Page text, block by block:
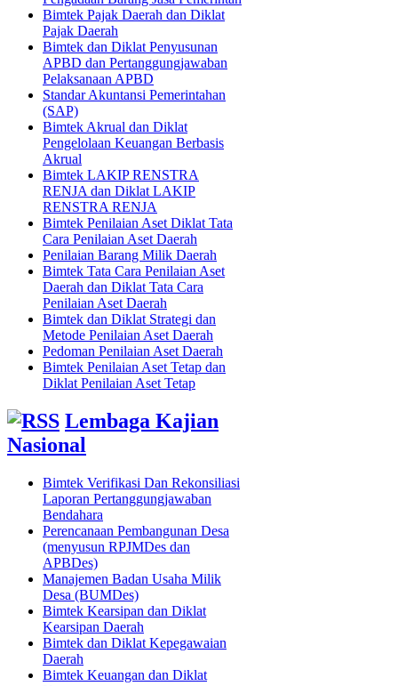
Bimtek Pajak Daerah dan Diklat
Pajak Daerah
Bimtek dan Diklat Penyusunan
APBD dan Pertanggungjawaban
Pelaksanaan APBD
Standar Akuntansi Pemerintahan
(SAP)
Bimtek Akrual dan Diklat
Pengelolaan Keuangan Berbasis
Akrual
Bimtek LAKIP RENSTRA
RENJA dan Diklat LAKIP
RENSTRA RENJA
Bimtek Penilaian Aset Diklat Tata
Cara Penilaian Aset Daerah
Penilaian Barang Milik Daerah
Bimtek Tata Cara Penilaian Aset
Daerah dan Diklat Tata Cara
Penilaian Aset Daerah
Bimtek dan Diklat Strategi dan
Metode Penilaian Aset Daerah
Pedoman Penilaian Aset Daerah
Bimtek Penilaian Aset Tetap dan
Diklat Penilaian Aset Tetap
Lembaga Kajian
Nasional
Bimtek Verifikasi Dan Rekonsiliasi
Laporan Pertanggungjawaban
Bendahara
Perencanaan Pembangunan Desa
(menyusun RPJMDes dan
APBDes)
Manajemen Badan Usaha Milik
Desa (BUMDes)
Bimtek Kearsipan dan Diklat
Kearsipan Daerah
Bimtek dan Diklat Kepegawaian
Daerah
Bimtek Keuangan dan Diklat